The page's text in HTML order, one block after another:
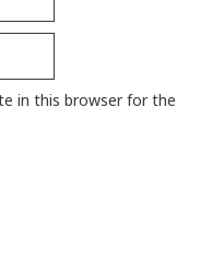
in this browser for the